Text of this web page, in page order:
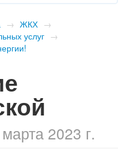
→ ЖКХ →
услуг →
2023 г.